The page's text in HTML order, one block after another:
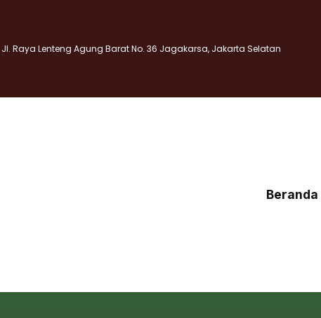
Jl. Raya Lenteng Agung Barat No. 36 Jagakarsa, Jakarta Selatan
Beranda